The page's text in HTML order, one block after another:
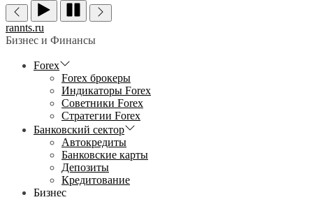
rannts.ru
Бизнес и Финансы
Forex
Forex брокеры
Индикаторы Forex
Советники Forex
Стратегии Forex
Банковский сектор
Автокредиты
Банковские карты
Депозиты
Кредитование
Бизнес